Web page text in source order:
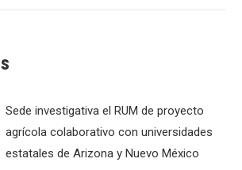
Sede investigativa el RUM de proyecto
agrícola colaborativo con universidades
estatales de Arizona y Nuevo México